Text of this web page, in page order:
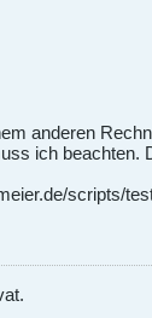
anderen
ich beachten.
scripts/